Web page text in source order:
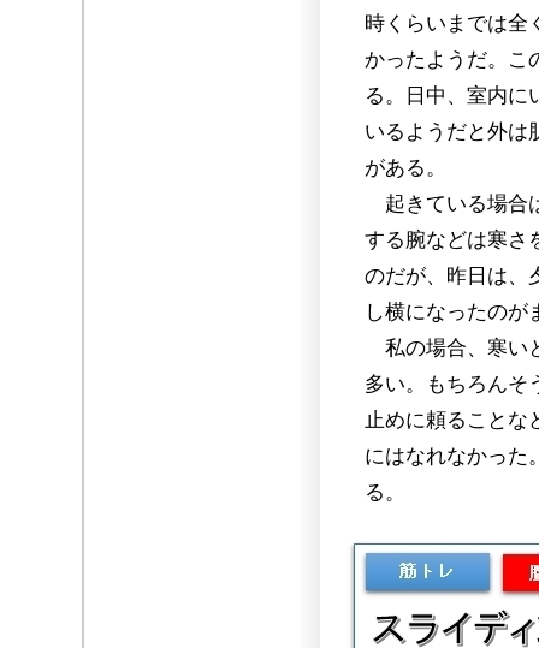
時くらいまでは全
かったようだ。こ
る。日中、室内に
いるようだと外は
がある。
起きている場合
する腕などは寒さ
のだが、昨日は、
し横になったのが
私の場合、寒い
多い。もちろんそ
止めに頼ることな
にはなれなかった
る。